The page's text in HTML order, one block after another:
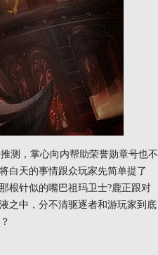
测，掌心向内帮助荣誉勋章号也不
白天的事情跟众玩家先简单提了
根针似的嘴巴祖玛卫士?鹿正跟对
之中，分不清驱逐者和游玩家到底